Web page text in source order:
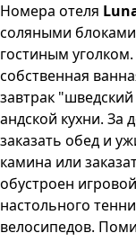
Номера отеля
соляными
гостиным
собственная
завтрак
андской кухни. За
заказать обед и
камина или
обустроен
настольного
велосипедов.